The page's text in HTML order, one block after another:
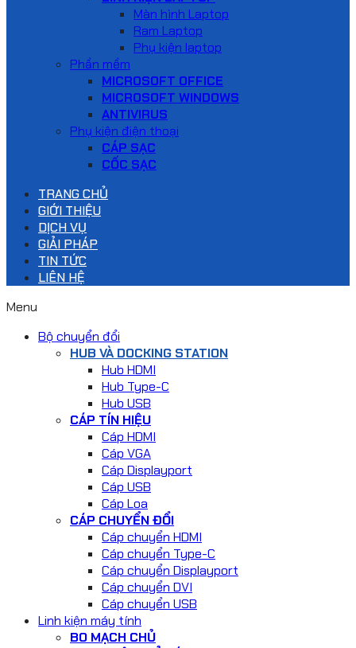
Màn hình Laptop
Ram Laptop
Phụ kiện laptop
Phần mềm
MICROSOFT OFFICE
MICROSOFT WINDOWS
ANTIVIRUS
Phụ kiện điện thoại
CÁP SẠC
CỐC SẠC
TRANG CHỦ
GIỚI THIỆU
DỊCH VỤ
GIẢI PHÁP
TIN TỨC
LIÊN HỆ
Menu
Bộ chuyển đổi
HUB VÀ DOCKING STATION
Hub HDMI
Hub Type-C
Hub USB
CÁP TÍN HIỆU
Cáp HDMI
Cáp VGA
Cáp Displayport
Cáp USB
Cáp Loa
CÁP CHUYỂN ĐỔI
Cáp chuyển HDMI
Cáp chuyển Type-C
Cáp chuyển Displayport
Cáp chuyển DVI
Cáp chuyển USB
Linh kiện máy tính
BO MẠCH CHỦ